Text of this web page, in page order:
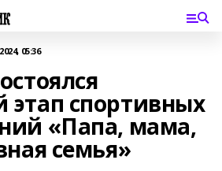
05:36
этап спортивных
«Папа, мама,
семья»